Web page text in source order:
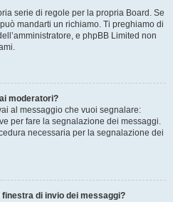
serie di regole per la propria Board. Se
mandarti un richiamo. Ti preghiamo di
e phpBB Limited non
moderatori?
al messaggio che vuoi segnalare:
per fare la segnalazione dei messaggi.
necessaria per la segnalazione dei
finestra di invio dei messaggi?